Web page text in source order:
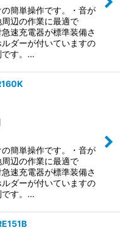
簡単操作です。・音が
辺の作業に最適で
速充電器が標準装備さ
ダーが付いていますの
です。…
簡単操作です。・音が
辺の作業に最適で
速充電器が標準装備さ
ダーが付いていますの
です。…